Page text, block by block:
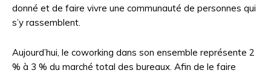
donné et de faire vivre une communauté de personnes qui
s’y rassemblent.
Aujourd’hui, le coworking dans son ensemble représente 2
% à 3 % du marché total des bureaux. Afin de le faire